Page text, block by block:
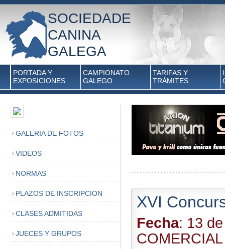
SOCIEDADE
CANINA
GALEGA
PORTADA Y
EXPOSICIONES
CAMPIONATO
GALEGO
TARIFAS Y
TRÁMITES
GALERIA DE FOTOS
VIDEOS
NORMAS
PLAZOS DE INSCRIPCION
CLASES ADMITIDAS
JUECES Y GRUPOS
XVI
Fecha: 13